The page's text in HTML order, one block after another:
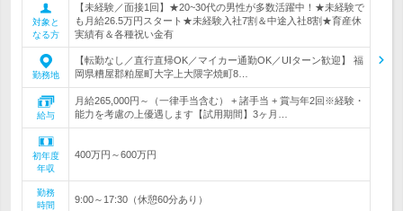
対象と
なる方
【未経験／面接1回】★20~30代の男性が多数活躍中！★未経験で
も月給26.5万円スタート★未経験入社7割＆中途入社8割★育産休
実績有＆各種祝い金有
勤務地
【転勤なし／直行直帰OK／マイカー通勤OK／UIターン歓迎】 福
岡県糟屋郡粕屋町大字上大隈字焼町8…
給与
月給265,000円～（一律手当含む） + 諸手当 + 賞与年2回※経験・
能力を考慮の上優遇します【試用期間】3ヶ月…
初年度
年収
400万円～600万円
勤務
時間
9:00～17:30（休憩60分あり）